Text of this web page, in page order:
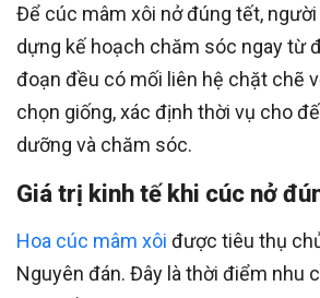
Để cúc mâm xôi nở đúng tết,
dựng kế hoạch chăm sóc ngay từ
đoạn đều có mối liên hệ chặt chẽ
chọn giống, xác định thời vụ cho
dưỡng và chăm sóc.
Giá trị kinh tế khi cúc nở
Hoa cúc mâm xôi được tiêu thụ
Nguyên đán. Đây là thời điểm nhu